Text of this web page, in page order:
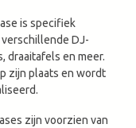
is specifiek
DJ-
draaitafels en meer.
zijn plaats en wordt
zijn voorzien van